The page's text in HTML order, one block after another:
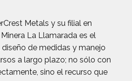
Metals y su filial en
La Llamarada es el
de medidas y manejo
a largo plazo; no sólo con
sino el recurso que